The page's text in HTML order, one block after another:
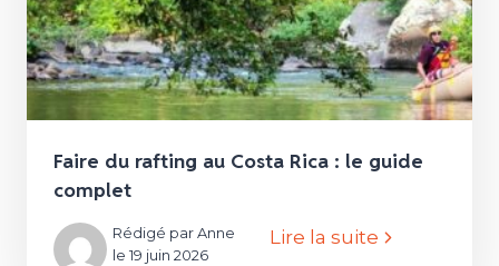
Faire du rafting au Costa Rica : le guide
complet
Rédigé par Anne
le 19 juin 2026
Lire la suite